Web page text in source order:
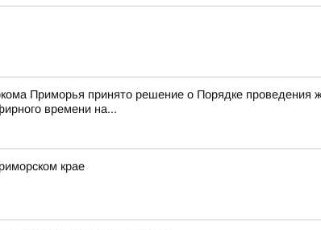
Приморья принято решение о Порядке
времени на...
крае